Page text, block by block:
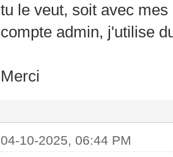
tu le veut, soit avec
compte admin, j'utilise
Merci
04-10-2025, 06:44 PM